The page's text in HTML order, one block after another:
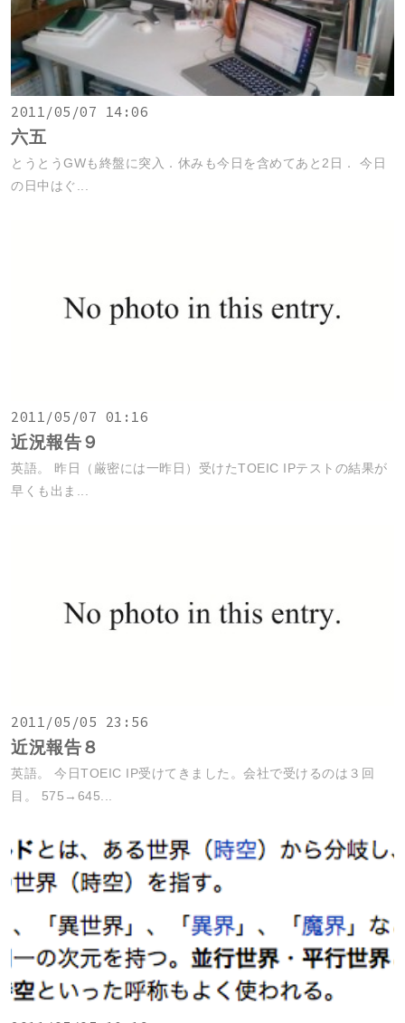
2011/05/07 14:06
六五
とうとうGWも終盤に突入．休みも今日を含めてあと2日． 今日
の日中はぐ...
2011/05/07 01:16
近況報告９
英語。 昨日（厳密には一昨日）受けたTOEIC IPテストの結果が
早くも出ま...
2011/05/05 23:56
近況報告８
英語。 今日TOEIC IP受けてきました。会社で受けるのは３回
目。 575→645...